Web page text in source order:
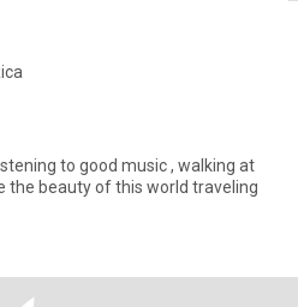
to good music , walking at
the beauty of this world traveling